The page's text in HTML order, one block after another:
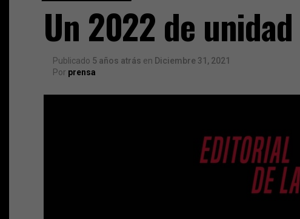
Un 2022 de unidad
Publicado 5 años atrás en Diciembre 31, 2021
Por prensa